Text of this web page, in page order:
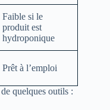
Faible si le
produit est
hydroponique
Prêt à l’emploi
quelques outils :